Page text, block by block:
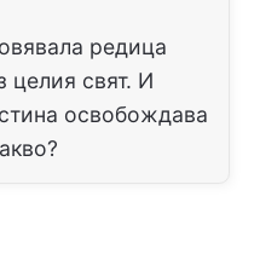
редица
целия свят. И
освобождава